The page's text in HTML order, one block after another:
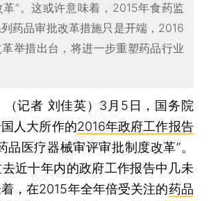
”。这或许意味着，2015年食药监
药品审批改革措施只是开端，2016
举措出台，将进一步重塑药品行业
（记者 刘佳英） 3月5日，国务院
人大所作的2016年政府工作报告
品医疗器械审评审批制度改革”。
近十年内的政府工作报告中几未
，在2015年全年倍受关注的药品